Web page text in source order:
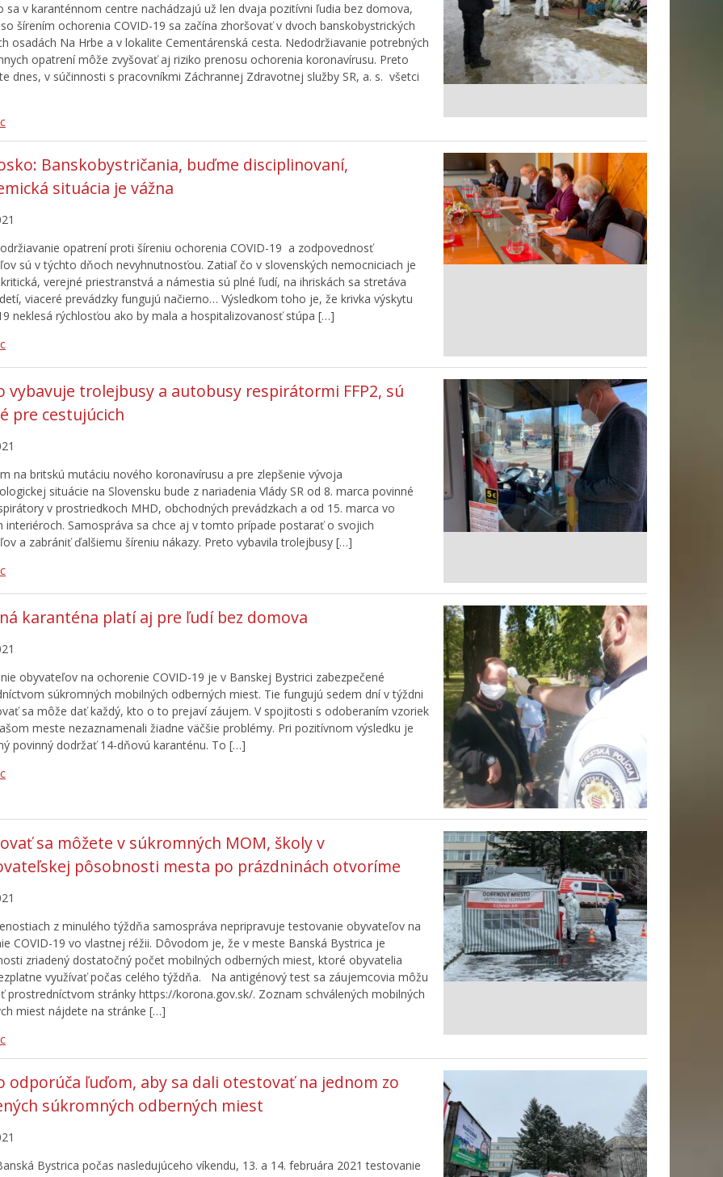
sa v karanténnom centre nachádzajú už len dvaja pozitívni ľudia bez domova,
šírením ochorenia COVID-19 sa začína zhoršovať v dvoch banskobystrických
osadách Na Hrbe a v lokalite Cementárenská cesta. Nedodržiavanie potrebných
opatrení môže zvyšovať aj riziko prenosu ochorenia koronavírusu. Preto
dnes, v súčinnosti s pracovníkmi Záchrannej Zdravotnej služby SR, a. s. všetci
Banskobystričania, buďme disciplinovaní,
situácia je vážna
opatrení proti šíreniu ochorenia COVID-19 a zodpovednosť
sú v týchto dňoch nevyhnutnosťou. Zatiaľ čo v slovenských nemocniciach je
verejné priestranstvá a námestia sú plné ľudí, na ihriskách sa stretáva
viaceré prevádzky fungujú načierno… Výsledkom toho je, že krivka výskytu
neklesá rýchlosťou ako by mala a hospitalizovanosť stúpa […]
vybavuje trolejbusy a autobusy respirátormi FFP2, sú
pre cestujúcich
na britskú mutáciu nového koronavírusu a pre zlepšenie vývoja
situácie na Slovensku bude z nariadenia Vlády SR od 8. marca povinné
v prostriedkoch MHD, obchodných prevádzkach a od 15. marca vo
interiéroch. Samospráva sa chce aj v tomto prípade postarať o svojich
a zabrániť ďalšiemu šíreniu nákazy. Preto vybavila trolejbusy […]
karanténa platí aj pre ľudí bez domova
obyvateľov na ochorenie COVID-19 je v Banskej Bystrici zabezpečené
súkromných mobilných odberných miest. Tie fungujú sedem dní v týždni
sa môže dať každý, kto o to prejaví záujem. V spojitosti s odoberaním vzoriek
meste nezaznamenali žiadne väčšie problémy. Pri pozitívnom výsledku je
povinný dodržať 14-dňovú karanténu. To […]
sa môžete v súkromných MOM, školy v
pôsobnosti mesta po prázdninách otvoríme
z minulého týždňa samospráva nepripravuje testovanie obyvateľov na
COVID-19 vo vlastnej réžii. Dôvodom je, že v meste Banská Bystrica je
zriadený dostatočný počet mobilných odberných miest, ktoré obyvatelia
využívať počas celého týždňa. Na antigénový test sa záujemcovia môžu
prostredníctvom stránky https://korona.gov.sk/. Zoznam schválených mobilných
miest nájdete na stránke […]
odporúča ľuďom, aby sa dali otestovať na jednom zo
súkromných odberných miest
Bystrica počas nasledujúceho víkendu, 13. a 14. februára 2021 testovanie